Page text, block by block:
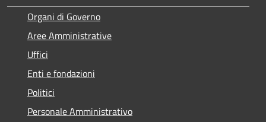
Organi di Governo
Aree Amministrative
Uffici
Enti e fondazioni
Politici
Personale Amministrativo